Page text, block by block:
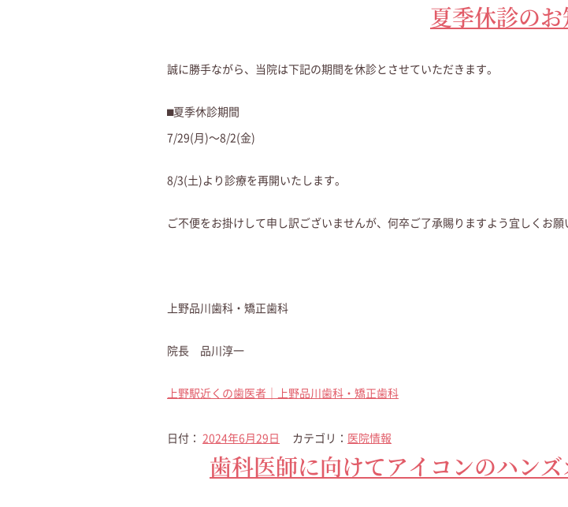
夏季休診の
誠に勝手ながら、当院は下記の期間を休診とさせていただきます。
⬛︎夏季休診期間
7/29(月)〜8/2(金)
8/3(土)より診療を再開いたします。
ご不便をお掛けして申し訳ございませんが、何卒ご了承賜りますよう宜しくお願
上野品川歯科・矯正歯科
院長 品川淳一
上野駅近くの歯医者｜上野品川歯科・矯正歯科
日付： 2024年6月29日 カテゴリ： 医院情報
歯科医師に向けてアイコンのハン